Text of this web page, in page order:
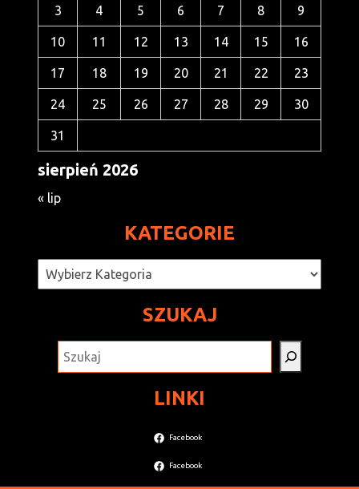
sierpień 2026
3 4 5 6 7 8 9
10 11 12 13 14 15 16
17 18 19 20 21 22 23
24 25 26 27 28 29 30
31
« lip
KATEGORIE
Kategorie
SZUKAJ
LINKI
Facebook
Facebook